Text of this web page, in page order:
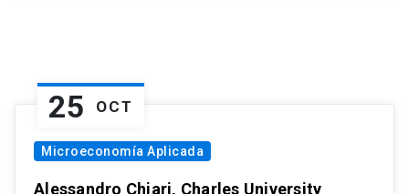
25 OCT
Microeconomía Aplicada
Alessandro Chiari, Charles University